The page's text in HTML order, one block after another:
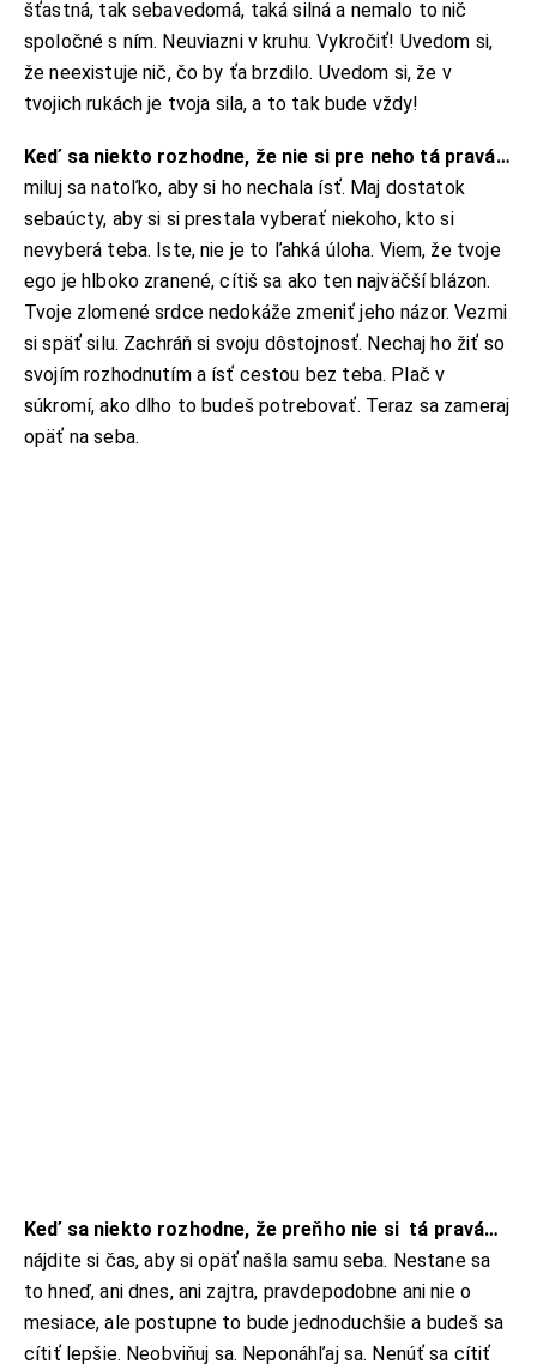
šťastná, tak sebavedomá, taká silná a nemalo to nič
spoločné s ním. Neuviazni v kruhu. Vykročiť! Uvedom si,
že neexistuje nič, čo by ťa brzdilo. Uvedom si, že v
tvojich rukách je tvoja sila, a to tak bude vždy!
Keď sa niekto rozhodne, že nie si pre neho tá pravá…
miluj sa natoľko, aby si ho nechala ísť. Maj dostatok
sebaúcty, aby si si prestala vyberať niekoho, kto si
nevyberá teba. Iste, nie je to ľahká úloha. Viem, že tvoje
ego je hlboko zranené, cítiš sa ako ten najväčší blázon.
Tvoje zlomené srdce nedokáže zmeniť jeho názor. Vezmi
si späť silu. Zachráň si svoju dôstojnosť. Nechaj ho žiť so
svojím rozhodnutím a ísť cestou bez teba. Plač v
súkromí, ako dlho to budeš potrebovať. Teraz sa zameraj
opäť na seba.
Keď sa niekto rozhodne, že preňho nie si tá pravá…
nájdite si čas, aby si opäť našla samu seba. Nestane sa
to hneď, ani dnes, ani zajtra, pravdepodobne ani nie o
mesiace, ale postupne to bude jednoduchšie a budeš sa
cítiť lepšie. Neobviňuj sa. Neponáhľaj sa. Nenúť sa cítiť